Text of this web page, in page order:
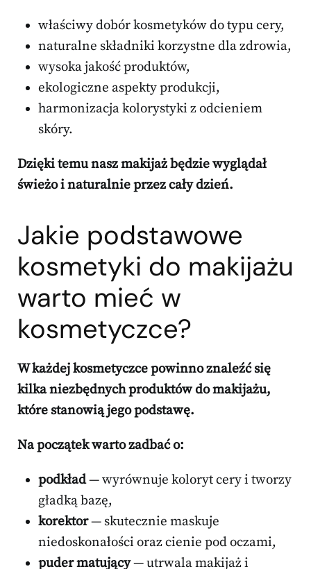
właściwy dobór kosmetyków do typu cery,
naturalne składniki korzystne dla zdrowia,
wysoka jakość produktów,
ekologiczne aspekty produkcji,
harmonizacja kolorystyki z odcieniem
skóry.
Dzięki temu nasz makijaż będzie wyglądał
świeżo i naturalnie przez cały dzień.
Jakie podstawowe
kosmetyki do makijażu
warto mieć w
kosmetyczce?
W każdej kosmetyczce powinno znaleźć się
kilka niezbędnych produktów do makijażu,
które stanowią jego podstawę.
Na początek warto zadbać o:
podkład— wyrównuje koloryt cery i tworzy
gładką bazę,
korektor— skutecznie maskuje
niedoskonałości oraz cienie pod oczami,
puder matujący— utrwala makijaż i